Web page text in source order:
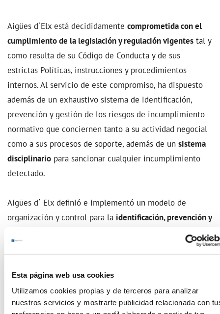
Esta página web usa cookies
Utilizamos cookies propias y de terceros para analizar
nuestros servicios y mostrarte publicidad relacionada con
Aigües d´Elx está decididamente comprometida con el
cumplimiento de la legislación y regulación vigentes tal y
como resulta de su Código de Conducta y de sus
estrictas Políticas, instrucciones y procedimientos
internos. Al servicio de este compromiso, ha dispuesto
además de un exhaustivo sistema de identificación,
prevención y gestión de los riesgos de incumplimiento
normativo que conciernen tanto a su actividad negocial
como a sus procesos de soporte, además de un sistema
disciplinario para sancionar cualquier incumplimiento
detectado.
Aigües d´ Elx definió e implementó un modelo de
organización y control para la identificación, prevención y
revisando y perfeccionando. La Política de Compliance
dicho modelo.
Extracto de la Política de Cumplimiento Penal